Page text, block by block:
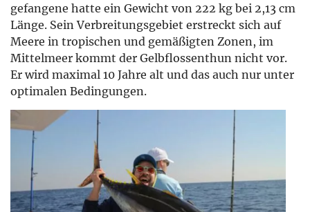
gefangene hatte ein Gewicht von 222 kg bei 2,13 cm
Länge. Sein Verbreitungsgebiet erstreckt sich auf
Meere in tropischen und gemäßigten Zonen, im
Mittelmeer kommt der Gelbflossenthun nicht vor.
Er wird maximal 10 Jahre alt und das auch nur unter
optimalen Bedingungen.